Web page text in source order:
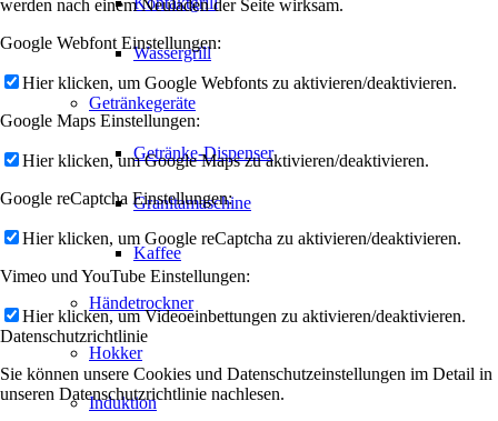
Wassergrill
Getränkegeräte
Getränke-Dispenser
Granitamaschine
Kaffee
Händetrockner
Hokker
Induktion
werden nach einem Neuladen der Seite wirksam.
Google Webfont Einstellungen:
Hier klicken, um Google Webfonts zu aktivieren/deaktivieren.
Google Maps Einstellungen:
Hier klicken, um Google Maps zu aktivieren/deaktivieren.
Google reCaptcha Einstellungen:
Hier klicken, um Google reCaptcha zu aktivieren/deaktivieren.
Vimeo und YouTube Einstellungen:
Hier klicken, um Videoeinbettungen zu aktivieren/deaktivieren.
Datenschutzrichtlinie
Sie können unsere Cookies und Datenschutzeinstellungen im Detail in
unseren Datenschutzrichtlinie nachlesen.